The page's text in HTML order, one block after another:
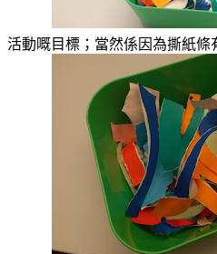
活動嘅目標；當然係因為撕紙條